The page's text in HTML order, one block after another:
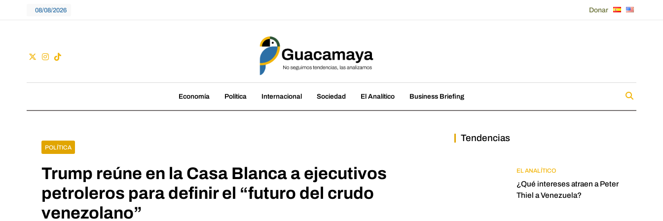
08/08/2026 Donar
Guacamaya
Economía Política Internacional Sociedad El Analítico Business Briefing
POLÍTICA
Trump reúne en la Casa Blanca a ejecutivos
petroleros para definir el “futuro del crudo
venezolano”
Tendencias
EL ANALÍTICO
¿Qué intereses atraen a Peter
Thiel a Venezuela?